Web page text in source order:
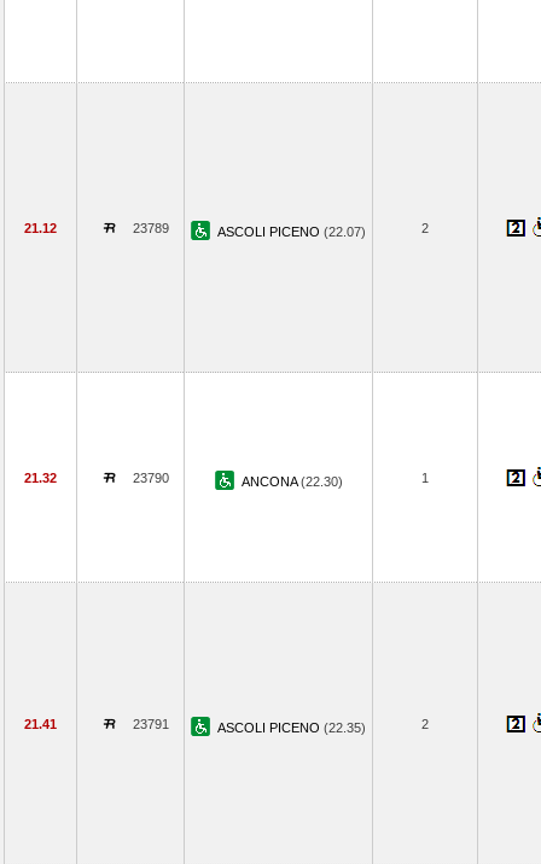
21.12 23789 ASCOLI PICENO (22.07) 2
21.32 23790 ANCONA(22.30) 1
21.41 23791 ASCOLI PICENO (22.35) 2